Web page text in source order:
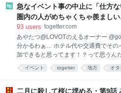
裏に広がる湯垢地獄
ていない。 猪苗代湖と磐梯山を望む標
ルの布引高原では祭りを始めた2008年
町商工会を中心に有志が約180万本のヒ
33基並ぶ。市観光政策課によると、例
約4万人が訪れるという。 だが同商工
ホンジカによる食害が昨年ごろから目
マワリは農作物ではないため市の電気
急なイベント事の中止に「仕方
圏内の人がめちゃくちゃ羨まし
できない飛行機代とホテル代』の
る
93 users togetter.com
あやたつ@LOVOTのえるオーナー
分かるわぁ… ホテル代や交通費でその
加できると思ってます！？って思うん
いと分かってても そりゃ〜数百円、数
かかからない近場の人はな〜割り切れ
19:46:42 🌸みずまり🌸つくも神礼賛🦊
イベント togetter 地方 オタ
二月に殺して桜に埋める・第9話